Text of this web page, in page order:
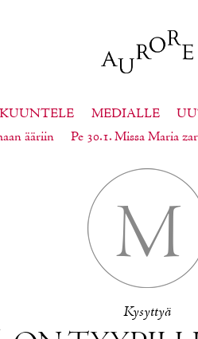
KUUNTELE MEDIALLE
ääriin Pe 30.1. Missa Maria
M
Ky­syt­tyä